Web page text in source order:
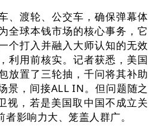
渡轮、公交车，确保弹幕体
全球本钱市场的核心事务，它
个打入并融入大师认知的无效
利用前核实。记者获悉，美国
放置了三轮抽，千问将其补助
景，间接ALL IN。但问题随之
视，若是美国取中国不成立关
影响力大、笼盖人群广。